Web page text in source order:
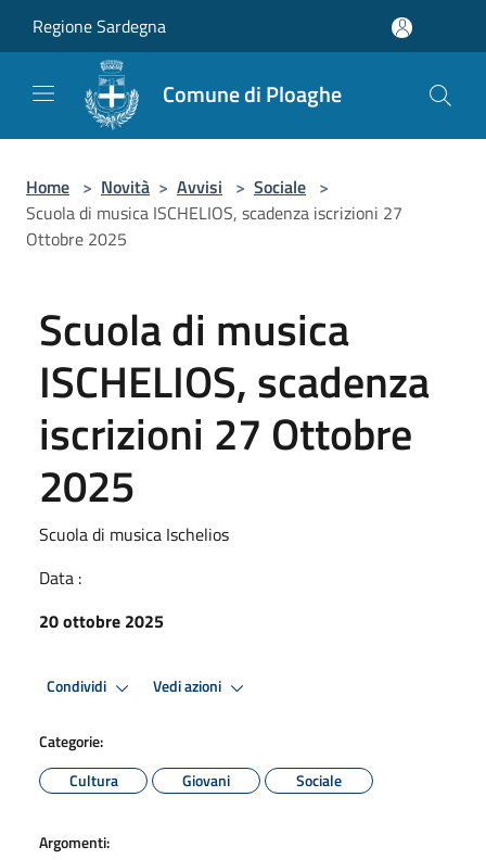
Regione Sardegna
Comune di Ploaghe
Home > Novità > Avvisi > Sociale >
Scuola di musica ISCHELIOS, scadenza iscrizioni 27
Ottobre 2025
Scuola di musica
ISCHELIOS, scadenza
iscrizioni 27 Ottobre
2025
Scuola di musica Ischelios
Data :
20 ottobre 2025
Condividi Vedi azioni
Categorie:
Cultura
Giovani Sociale
Argomenti: